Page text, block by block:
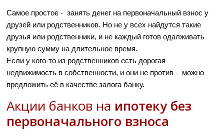
Самое простое - занять денег на первоначальный взнос у
друзей или родственников. Но не у всех найдутся такие
друзья или родственники, и не каждый готов одалживать
крупную сумму на длительное время.
Если у кого-то из родственников есть дорогая
недвижимость в собственности, и они не против - можно
предложить её в качестве залога банку.
Акции банков на ипотеку без
первоначального взноса